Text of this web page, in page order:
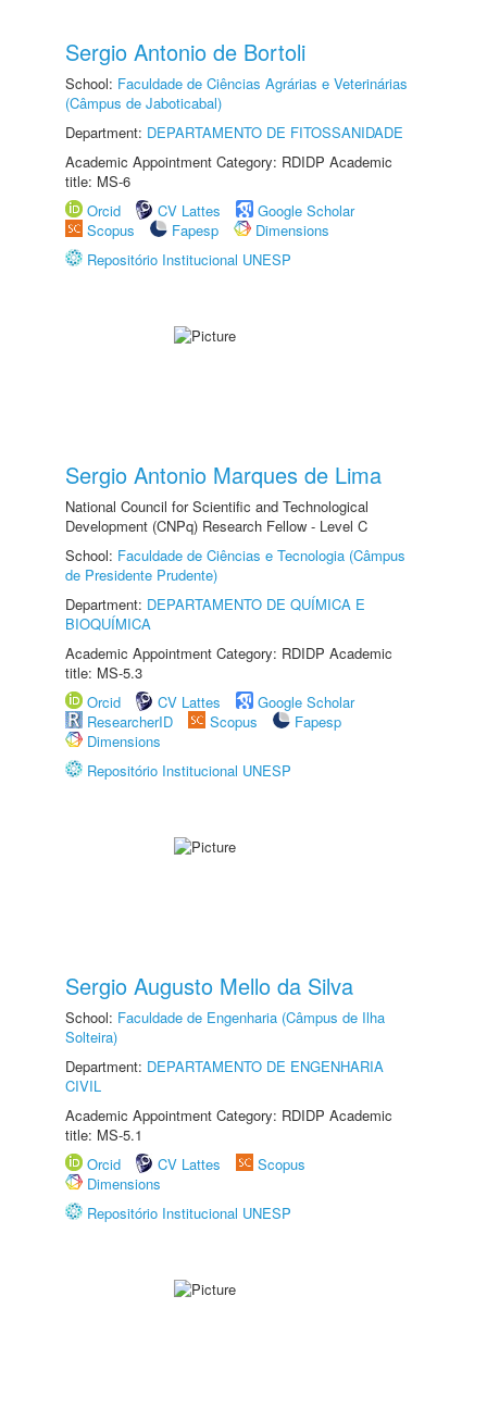
Sergio Antonio de Bortoli
School: Faculdade de Ciências Agrárias e Veterinárias
(Câmpus de Jaboticabal)
Department: DEPARTAMENTO DE FITOSSANIDADE
Academic Appointment Category: RDIDP Academic
title: MS-6
Orcid
CV Lattes
Google Scholar
Scopus
Fapesp
Dimensions
Repositório Institucional UNESP
Sergio Antonio Marques de Lima
National Council for Scientific and Technological
Development (CNPq) Research Fellow - Level C
School: Faculdade de Ciências e Tecnologia (Câmpus
de Presidente Prudente)
Department: DEPARTAMENTO DE QUÍMICA E
BIOQUÍMICA
Academic Appointment Category: RDIDP Academic
title: MS-5.3
Orcid
CV Lattes
Google Scholar
ResearcherID
Scopus
Fapesp
Dimensions
Repositório Institucional UNESP
Sergio Augusto Mello da Silva
School: Faculdade de Engenharia (Câmpus de Ilha
Solteira)
Department: DEPARTAMENTO DE ENGENHARIA
CIVIL
Academic Appointment Category: RDIDP Academic
title: MS-5.1
Orcid
CV Lattes
Scopus
Dimensions
Repositório Institucional UNESP